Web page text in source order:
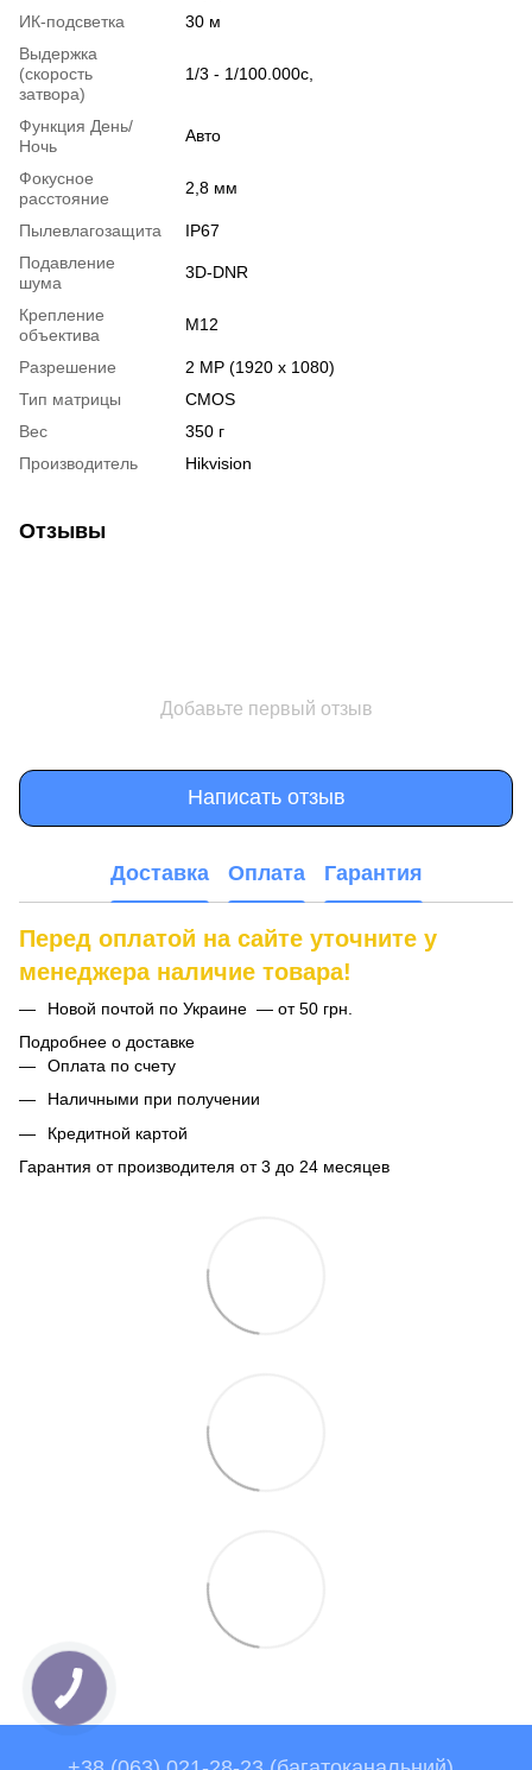
ИК-подсветка
30 м
Выдержка
(скорость
затвора)
1/3 - 1/100.000с,
Функция День/
Ночь
Авто
Фокусное
расстояние
2,8 мм
Пылевлагозащита
IP67
Подавление
шума
3D-DNR
Крепление
объектива
М12
Разрешение
2 MP (1920 x 1080)
Тип матрицы
CMOS
Вес
350 г
Производитель
Hikvision
Отзывы
Добавьте первый отзыв
Написать отзыв
Доставка Оплата Гарантия
Перед оплатой на сайте уточните у
менеджера наличие товара!
Новой почтой по Украине — от 50 грн.
Подробнее о доставке
Оплата по счету
Наличными при получении
Кредитной картой
Гарантия от производителя от 3 до 24 месяцев